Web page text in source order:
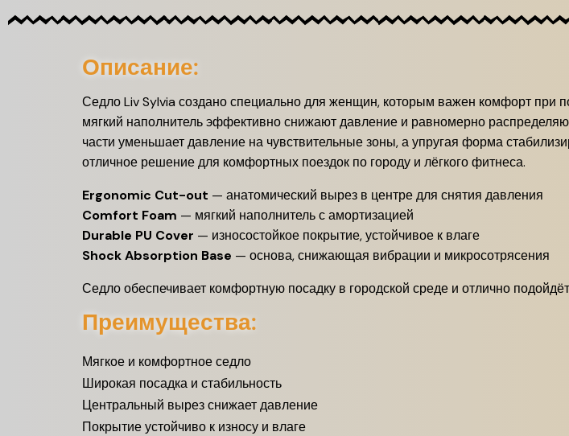
Описание:
Седло Liv Sylvia создано специально для женщин, которым важен комфорт при
мягкий наполнитель эффективно снижают давление и равномерно
части уменьшает давление на чувствительные зоны, а упругая форма
отличное решение для комфортных поездок по городу и лёгкого фитнеса.
Ergonomic Cut-out — анатомический вырез в центре для снятия давления
Comfort Foam — мягкий наполнитель с амортизацией
Durable PU Cover — износостойкое покрытие, устойчивое к влаге
Shock Absorption Base — основа, снижающая вибрации и микросотрясения
Седло обеспечивает комфортную посадку в городской среде и отлично
Преимущества:
Мягкое и комфортное седло
Широкая посадка и стабильность
Центральный вырез снижает давление
Покрытие устойчиво к износу и влаге